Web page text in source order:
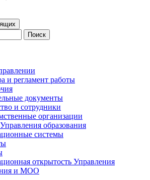
Поиск
и регламент работы
документы
и сотрудники
организации
образования
системы
открытость Управления
и МОО